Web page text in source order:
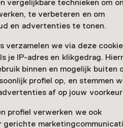
vergelijkbare technieken om
te verbeteren en om
en advertenties te tonen.
verzamelen we via deze
je IP-adres en klikgedrag.
binnen en mogelijk buiten
profiel op, en stemmen
af op jouw
profiel verwerken we ook
gerichte